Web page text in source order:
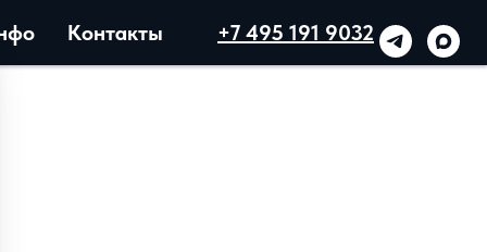
Контакты +7 495 191 9032